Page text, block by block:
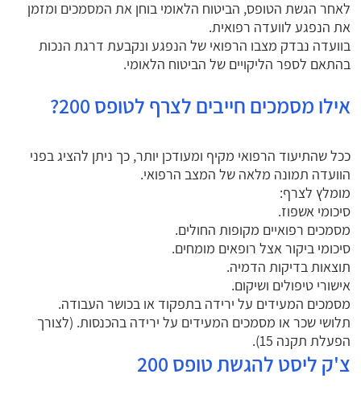
לאחר הגשת הטופס, הביטוח הלאומי בוחן את המסמכים ומזמן
את הנפגע לוועדה רפואית.
בוועדה נבדק מצבו הרפואי של הנפגע ונקבעת דרגת הנכות
בהתאם לספר הליקויים של הביטוח הלאומי.
אילו מסמכים חייבים לצרף לטופס 200?
ככל שהתיעוד הרפואי מקיף ומעודכן יותר, כך ניתן להציג בפני
הוועדה תמונה מלאה של המצב הרפואי.
מומלץ לצרף:
סיכומי אשפוז.
מסמכים רפואיים מקופות החולים.
סיכומי ביקור אצל רופאים מומחים.
תוצאות בדיקות הדמיה.
אישורי טיפולים ושיקום.
מסמכים המעידים על ירידה בתפקוד או בכושר העבודה.
תלושי שכר או מסמכים המעידים על ירידה בהכנסות. (לצורך
הפעלת תקנה 15).
צ'ק ליסט להגשת טופס 200